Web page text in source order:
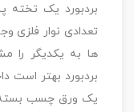
بردبورد یک تخته
تعدادی نوار فلزی
ها به یکدیگر را
بردبورد بهتر است
یک ورق چسب بسته